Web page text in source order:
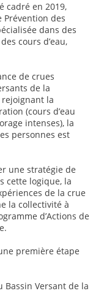
cadré en 2019,
Prévention des
dans des
cours d’eau,
de crues
de la
la
(cours d’eau
intenses), la
personnes est
une stratégie de
cette logique, la
de la crue
la collectivité à
d’Actions de
première étape
Bassin Versant de la